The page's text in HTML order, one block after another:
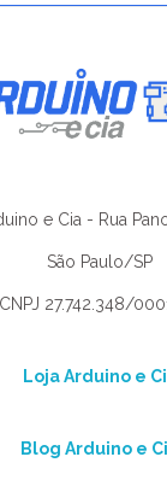
e Cia - Rua
São Paulo/SP
CNPJ 27.742.348/
Loja Arduino e
Blog Arduino e